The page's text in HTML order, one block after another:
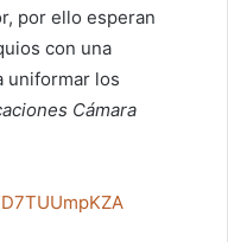
por ello esperan
con una
uniformar los
Cámara